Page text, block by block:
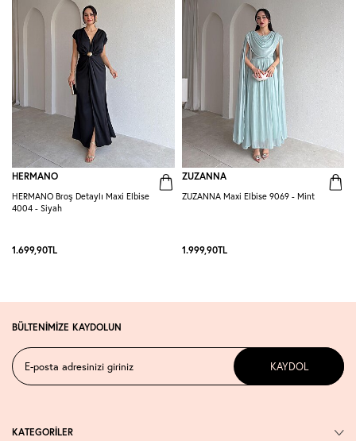
HERMANO
HERMANO Broş Detaylı Maxi Elbise
4004 - Siyah
1.699,90TL
ZUZANNA
ZUZANNA Maxi Elbise 9069 - Mint
1.999,90TL
BÜLTENİMİZE KAYDOLUN
KAYDOL
KATEGORİLER